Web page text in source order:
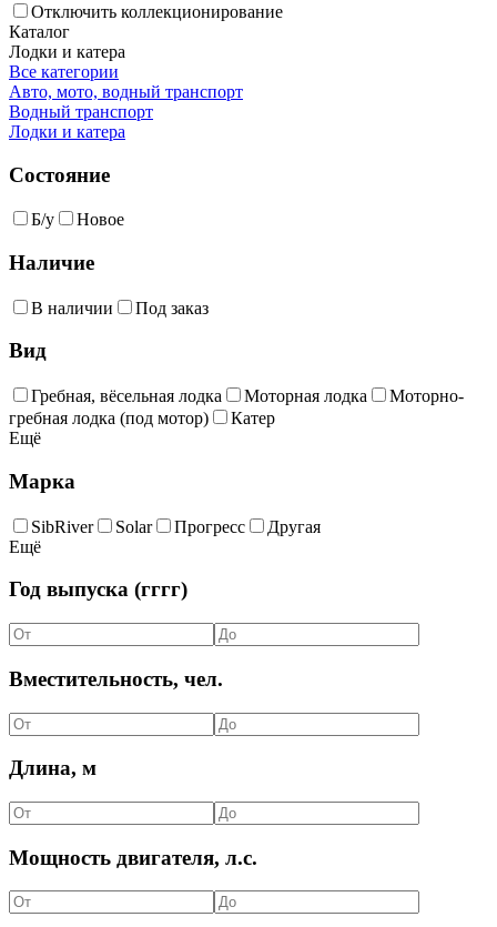
Отключить коллекционирование
Каталог
Лодки и катера
Все категории
Авто, мото, водный транспорт
Водный транспорт
Лодки и катера
Состояние
Б/у Новое
Наличие
В наличии Под заказ
Вид
Гребная, вёсельная лодка Моторная лодка
Моторно-
гребная лодка (под мотор)
Катер
Ещё
Марка
SibRiver Solar Прогресс
Другая
Ещё
Год выпуска (гггг)
Вместительность, чел.
Длина, м
Мощность двигателя, л.с.